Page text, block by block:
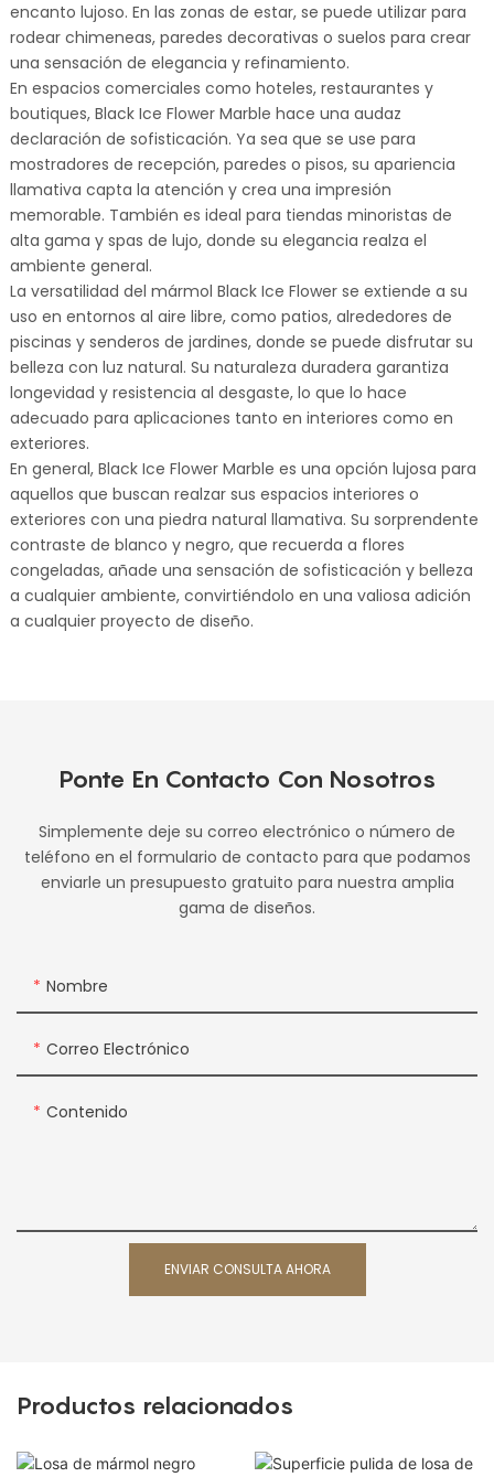
encanto lujoso. En las zonas de estar, se puede utilizar para
rodear chimeneas, paredes decorativas o suelos para crear
una sensación de elegancia y refinamiento.
En espacios comerciales como hoteles, restaurantes y
boutiques, Black Ice Flower Marble hace una audaz
declaración de sofisticación. Ya sea que se use para
mostradores de recepción, paredes o pisos, su apariencia
llamativa capta la atención y crea una impresión
memorable. También es ideal para tiendas minoristas de
alta gama y spas de lujo, donde su elegancia realza el
ambiente general.
La versatilidad del mármol Black Ice Flower se extiende a su
uso en entornos al aire libre, como patios, alrededores de
piscinas y senderos de jardines, donde se puede disfrutar su
belleza con luz natural. Su naturaleza duradera garantiza
longevidad y resistencia al desgaste, lo que lo hace
adecuado para aplicaciones tanto en interiores como en
exteriores.
En general, Black Ice Flower Marble es una opción lujosa para
aquellos que buscan realzar sus espacios interiores o
exteriores con una piedra natural llamativa. Su sorprendente
contraste de blanco y negro, que recuerda a flores
congeladas, añade una sensación de sofisticación y belleza
a cualquier ambiente, convirtiéndolo en una valiosa adición
a cualquier proyecto de diseño.
Ponte En Contacto Con Nosotros
Simplemente deje su correo electrónico o número de
teléfono en el formulario de contacto para que podamos
enviarle un presupuesto gratuito para nuestra amplia
gama de diseños.
Nombre
Correo Electrónico
Contenido
ENVIAR CONSULTA AHORA
Productos relacionados